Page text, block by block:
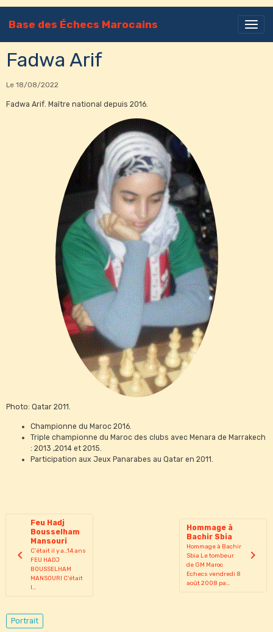
Base des Échecs Marocains
Fadwa Arif
Le 18/08/2022
Fadwa Arif. Maître national depuis 2016.
Photo: Qatar 2011.
Championne du Maroc 2016.
Triple championne du Maroc des clubs avec Menara de Marrakech
: 2013 ,2014 et 2015.
Participation aux Jeux Panarabes au Qatar en 2011.
Feu Hadj
Bousselham
Mansouri
C’était il y a…14 ans
FEU HADJ
BOUSSELHAM
MANSOURI C’était
l...
Hommage à
Bachir Sbia
Hommage à Bachir
Sbia Le tombeur
de GM Maroc
Echecs vendredi 8
août 2008 pa...
Portrait